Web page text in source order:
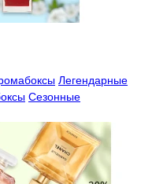
Легендарные
Сезонные